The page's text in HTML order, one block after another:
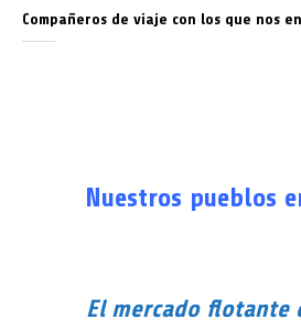
Compañeros de viaje con los que nos
Nuestros pueblos
El mercado flotante